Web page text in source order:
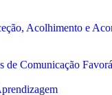
Acolhimento e
Comunicação